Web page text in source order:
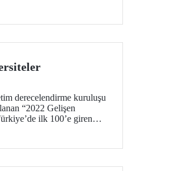
derecelendirme kuruluşu
“2022 Gelişen
ilk 100’e giren